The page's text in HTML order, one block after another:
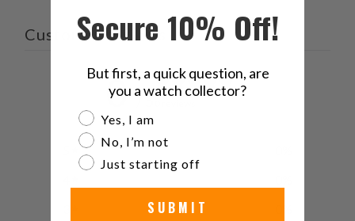
ami
Customer reviews
0 / 5
Secure 10% Off!
But first, a quick question, are
you a watch collector?
Are you a watch collector?
Yes, I am
No, I’m not
Just starting off
SUBMIT